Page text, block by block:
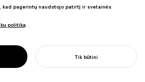
kūrimą—komandos ir miesto tapatybės
kad pagerintų naudotojo patirtį ir svetainės
politiką
politiką .
Tik būtini